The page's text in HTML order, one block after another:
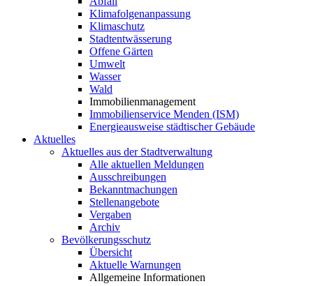
Klimafolgenanpassung
Klimaschutz
Stadtentwässerung
Offene Gärten
Umwelt
Wasser
Wald
Immobilienmanagement
Immobilienservice Menden (ISM)
Energieausweise städtischer Gebäude
Aktuelles
Aktuelles aus der Stadtverwaltung
Alle aktuellen Meldungen
Ausschreibungen
Bekanntmachungen
Stellenangebote
Vergaben
Archiv
Bevölkerungsschutz
Übersicht
Aktuelle Warnungen
Allgemeine Informationen